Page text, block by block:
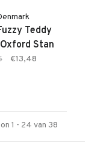
Teddy
Stan
€13,48
1 - 24 van 38